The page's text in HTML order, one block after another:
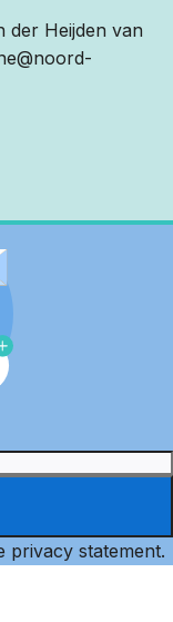
der Heijden van
privacy statement.